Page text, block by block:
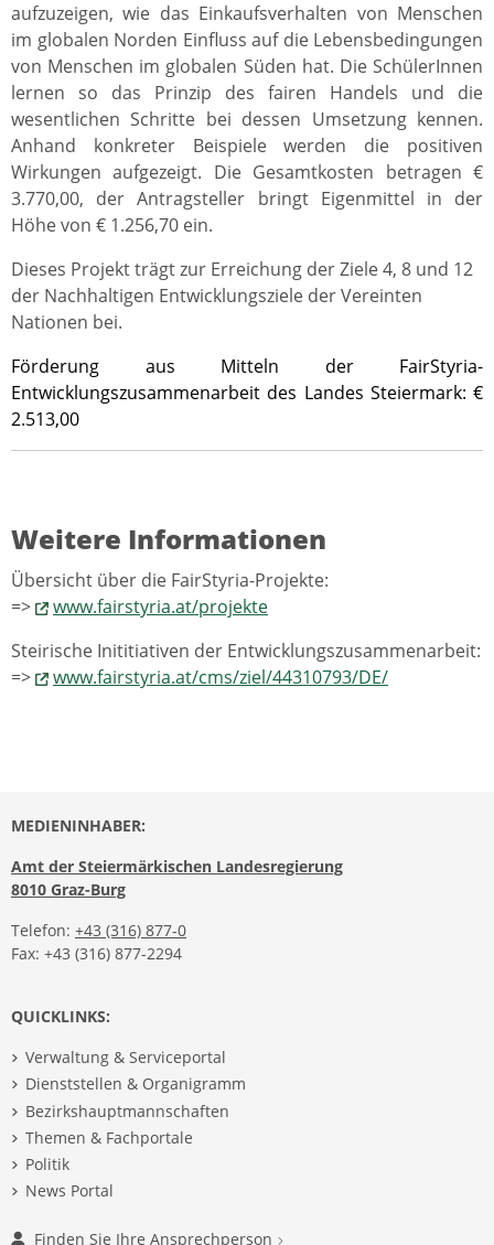
aufzuzeigen, wie das Einkaufsverhalten von Menschen
im globalen Norden Einfluss auf die Lebensbedingungen
von Menschen im globalen Süden hat. Die SchülerInnen
lernen so das Prinzip des fairen Handels und die
wesentlichen Schritte bei dessen Umsetzung kennen.
Anhand konkreter Beispiele werden die positiven
Wirkungen aufgezeigt. Die Gesamtkosten betragen €
3.770,00, der Antragsteller bringt Eigenmittel in der
Höhe von € 1.256,70 ein.
Dieses Projekt trägt zur Erreichung der Ziele 4, 8 und 12
der Nachhaltigen Entwicklungsziele der Vereinten
Nationen bei.
Förderung aus Mitteln der FairStyria-
Entwicklungszusammenarbeit des Landes Steiermark: €
2.513,00
Weitere Informationen
Übersicht über die FairStyria-Projekte:
=>
www.fairstyria.at/projekte
Steirische Inititiativen der Entwicklungszusammenarbeit:
=>
www.fairstyria.at/cms/ziel/44310793/DE/
MEDIENINHABER:
Amt der Steiermärkischen Landesregierung
8010 Graz-Burg
Telefon: +43 (316) 877-0
Fax: +43 (316) 877-2294
QUICKLINKS:
Verwaltung & Serviceportal
Dienststellen & Organigramm
Bezirkshauptmannschaften
Themen & Fachportale
Politik
News Portal
Finden Sie Ihre Ansprechperson